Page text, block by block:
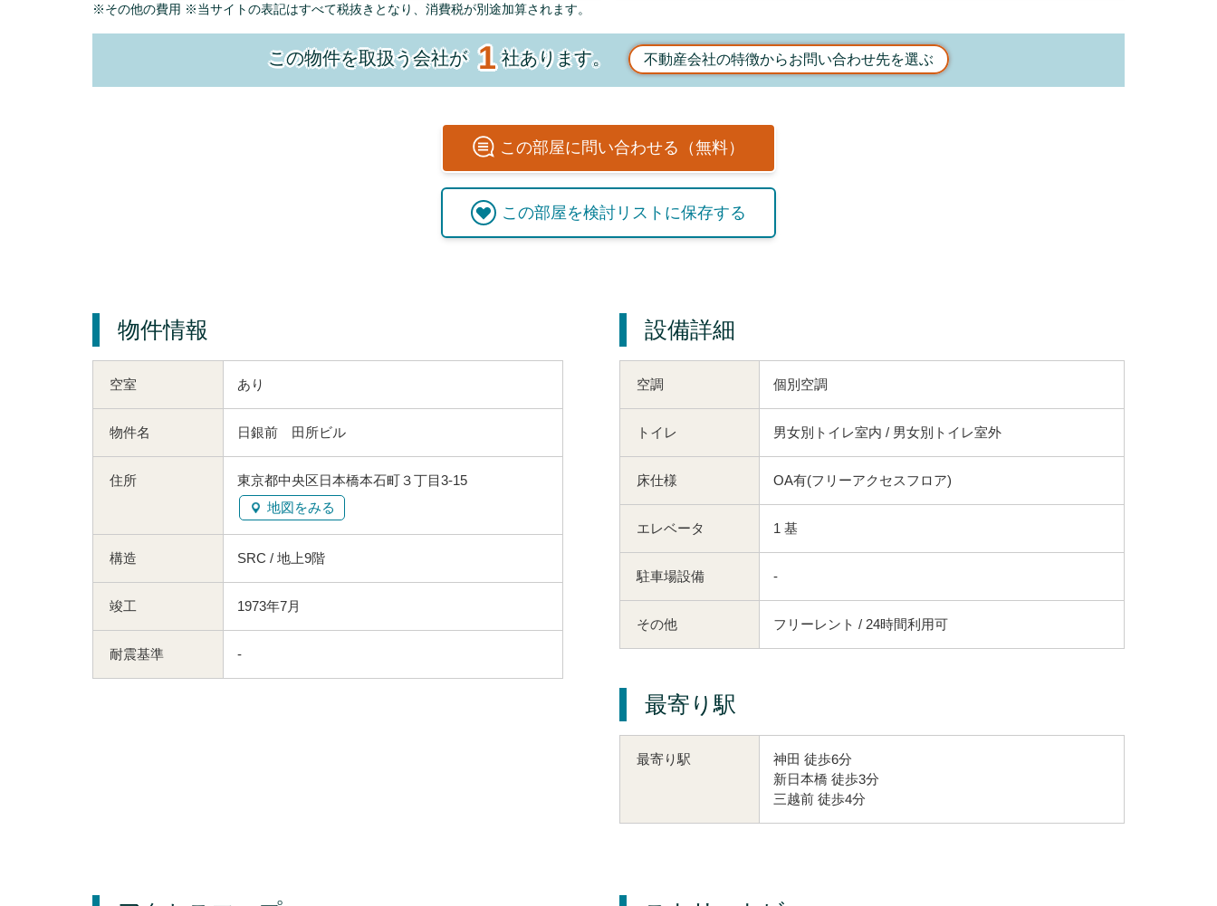
※その他の費用 ※当サイトの表記はすべて税抜きとなり、消費税が別途加算されます。
この物件を取扱う会社が1社あります。 不動産会社の特徴からお問い合わせ先を選ぶ
この部屋に問い合わせる（無料）
この部屋を検討リストに保存する
物件情報
空室 あり
物件名 日銀前 田所ビル
住所
東京都中央区日本橋本石町３丁目3-15
地図をみる
構造 SRC / 地上9階
竣工 1973年7月
耐震基準 -
設備詳細
空調 個別空調
トイレ 男女別トイレ室内 / 男女別トイレ室外
床仕様 OA有(フリーアクセスフロア)
エレベータ 1 基
駐車場設備 -
その他 フリーレント / 24時間利用可
最寄り駅
最寄り駅 神田 徒歩6分
新日本橋 徒歩3分
三越前 徒歩4分